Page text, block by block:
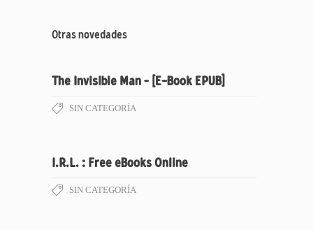
Otras novedades
The Invisible Man – [E-Book EPUB]
SIN CATEGORÍA
I.R.L. : Free eBooks Online
SIN CATEGORÍA